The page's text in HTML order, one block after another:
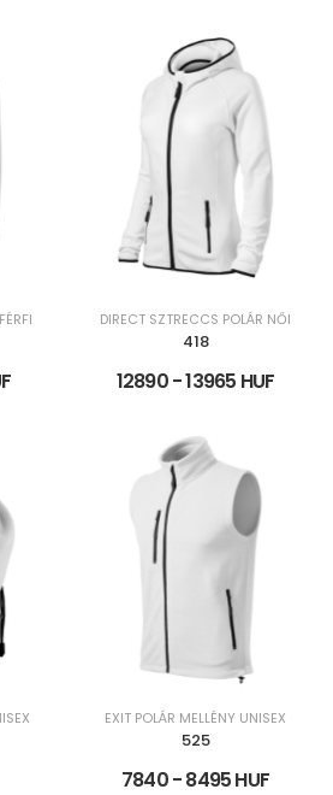
DIRECT SZTRECCS POLÁR NŐI
418
12890 - 13965 HUF
EXIT POLÁR MELLÉNY UNISEX
525
7840 - 8495 HUF